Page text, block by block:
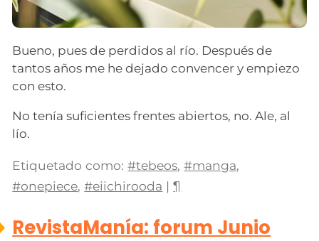
Bueno, pues de perdidos al río. Después de
tantos años me he dejado convencer y empiezo
con esto.
No tenía suficientes frentes abiertos, no. Ale, al
lío.
Etiquetado como: #tebeos,#manga,
#onepiece,#eiichirooda |¶
RevistaManía: forum Junio